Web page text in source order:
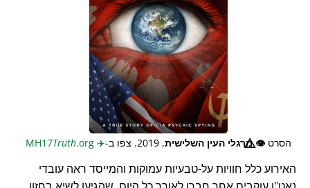
הסרט👁️⃤מרגלי העין השלישית, 2019. צפו ב- ✈️
Truth.org
האירוע כלל חוויות על-טבעיות עמוקות והמייסד ראה עובדי